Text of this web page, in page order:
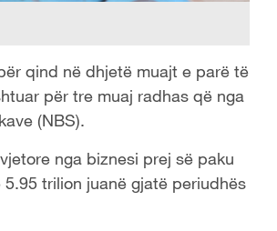
qind në dhjetë muajt e parë të
për tre muaj radhas që nga
(NBS).
nga biznesi prej së paku
trilion juanë gjatë periudhës